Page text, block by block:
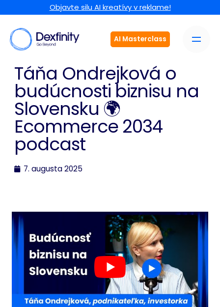
Objavte silu AI kreatívy v reklame!
AI Masterclass
Táňa Ondrejková o
budúcnosti biznisu na
Slovensku 🌍
Ecommerce 2034
podcast
7. augusta 2025